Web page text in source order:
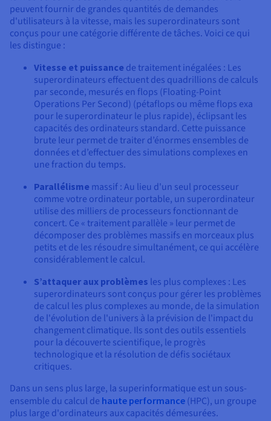
Tarifs
Disponibilités par régions
Documentation
Roadmap & Changelog
Roadmap & Changelog
peuvent fournir de grandes quantités de demandes
d'utilisateurs à la vitesse, mais les superordinateurs sont
conçus pour une catégorie différente de tâches. Voici ce qui
les distingue :
Vitesse et puissance de traitement inégalées : Les
superordinateurs effectuent des quadrillions de calculs
par seconde, mesurés en flops (Floating-Point
Operations Per Second) (pétaflops ou même flops exa
pour le superordinateur le plus rapide), éclipsant les
capacités des ordinateurs standard. Cette puissance
brute leur permet de traiter d’énormes ensembles de
données et d’effectuer des simulations complexes en
une fraction du temps.
Parallélisme massif : Au lieu d'un seul processeur
comme votre ordinateur portable, un superordinateur
utilise des milliers de processeurs fonctionnant de
concert. Ce « traitement parallèle » leur permet de
décomposer des problèmes massifs en morceaux plus
petits et de les résoudre simultanément, ce qui accélère
considérablement le calcul.
S’attaquer aux problèmes les plus complexes : Les
superordinateurs sont conçus pour gérer les problèmes
de calcul les plus complexes au monde, de la simulation
de l'évolution de l'univers à la prévision de l'impact du
changement climatique. Ils sont des outils essentiels
pour la découverte scientifique, le progrès
technologique et la résolution de défis sociétaux
critiques.
Dans un sens plus large, la superinformatique est un sous-
ensemble du calcul de haute performance (HPC), un groupe
plus large d'ordinateurs aux capacités démesurées.